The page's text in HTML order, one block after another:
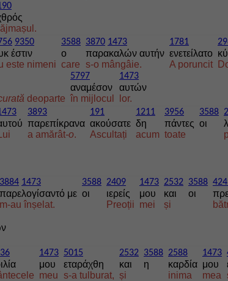
9350
έστιν
este nimeni
3588
ο
care
3870 1473
παρακαλών αυτήν
s-o mângâie.
1781
ενετείλατο
A poruncit
deoparte
5797
αναμέσον
în mijlocul
1473
αυτών
lor.
Lui
3893
παρεπίκρανα
a amărât-o.
191
ακούσατε
Ascultați
1211
δη
acum
3956
πάντες
toate
3588
οι
3884 1473
παρελογίσαντό με
m-au înșelat.
3588
οι
2409
ιερείς
Preoții
1473
μου
mei
2532
και
și
3588
οι
1473
μου
meu
5015
εταράχθη
s-a tulburat,
2532
και
și
3588
η
2588
καρδία
inima
1473
μου
mea